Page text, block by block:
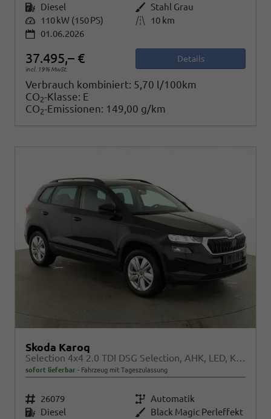
Kraftstoff Diesel Außenfarbe Stahl Grau
Leistung 110 kW (150 PS) Kilometerstand
10 km
01.06.2026
37.495,– €
incl. 19% MwSt.
Details
Verbrauch kombiniert: 5,70 l/100km
CO2-Klasse: E
CO2-Emissionen: 149,00 g/km
Skoda Karoq
Selection 4x4 2.0 TDI DSG Selection, AHK, LED, Kamera, Winter, 4 J.-Garantie
sofort lieferbar Fahrzeug mit Tageszulassung
Fahrzeugnr. 26079 Getriebe Automatik
Kraftstoff Diesel Außenfarbe Black Magic Perleffekt